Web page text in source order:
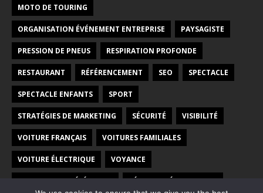
MOTO DE TOURING
ORGANISATION ÉVÉNEMENT ENTREPRISE PAYSAGISTE
PRESSION DE PNEUS RESPIRATION PROFONDE
RESTAURANT RÉFÉRENCEMENT SEO SPECTACLE
SPECTACLE ENFANTS SPORT
STRATÉGIES DE MARKETING SÉCURITÉ VISIBILITÉ
VOITURE FRANÇAIS VOITURES FAMILIALES
VOITURE ÉLECTRIQUE VOYANCE
VOYANCE PAR TÉLÉPHONE VÉHICULES ÉLECTRIQUES